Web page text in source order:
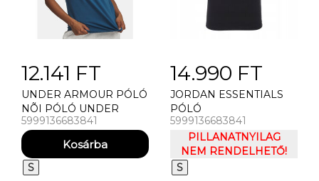
12.141 FT
UNDER ARMOUR PÓLÓ
NÕI PÓLÓ UNDER
ARMOUR UA RIVAL
CORE SS-BLU
5999136683841
S
14.990 FT
JORDAN ESSENTIALS
PÓLÓ
5999136683841
PILLANATNYILAG
NEM RENDELHETŐ!
S